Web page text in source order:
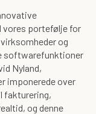
portefølje for
og
softwarefunktioner
Nyland,
imponerede over
fakturering,
og denne